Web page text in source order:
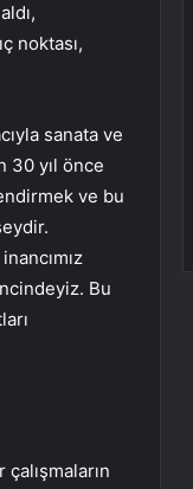
​​noktası,
sanata ve
30 yıl önce
ve bu
Bu
çalışmaların